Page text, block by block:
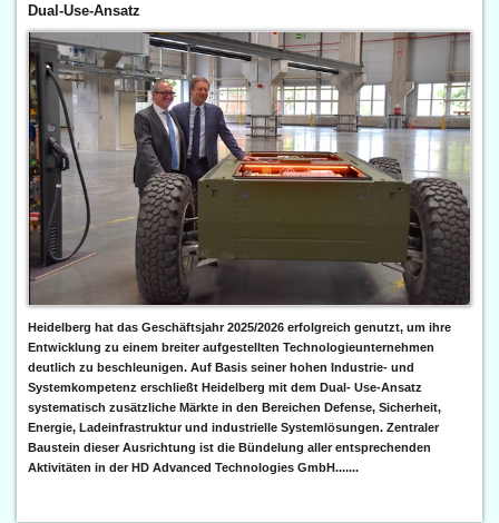
Dual-Use-Ansatz
Heidelberg hat das Geschäftsjahr 2025/2026 erfolgreich genutzt, um ihre
Entwicklung zu einem breiter aufgestellten Technologieunternehmen
deutlich zu beschleunigen. Auf Basis seiner hohen Industrie- und
Systemkompetenz erschließt Heidelberg mit dem Dual- Use-Ansatz
systematisch zusätzliche Märkte in den Bereichen Defense, Sicherheit,
Energie, Ladeinfrastruktur und industrielle Systemlösungen. Zentraler
Baustein dieser Ausrichtung ist die Bündelung aller entsprechenden
Aktivitäten in der HD Advanced Technologies GmbH.......